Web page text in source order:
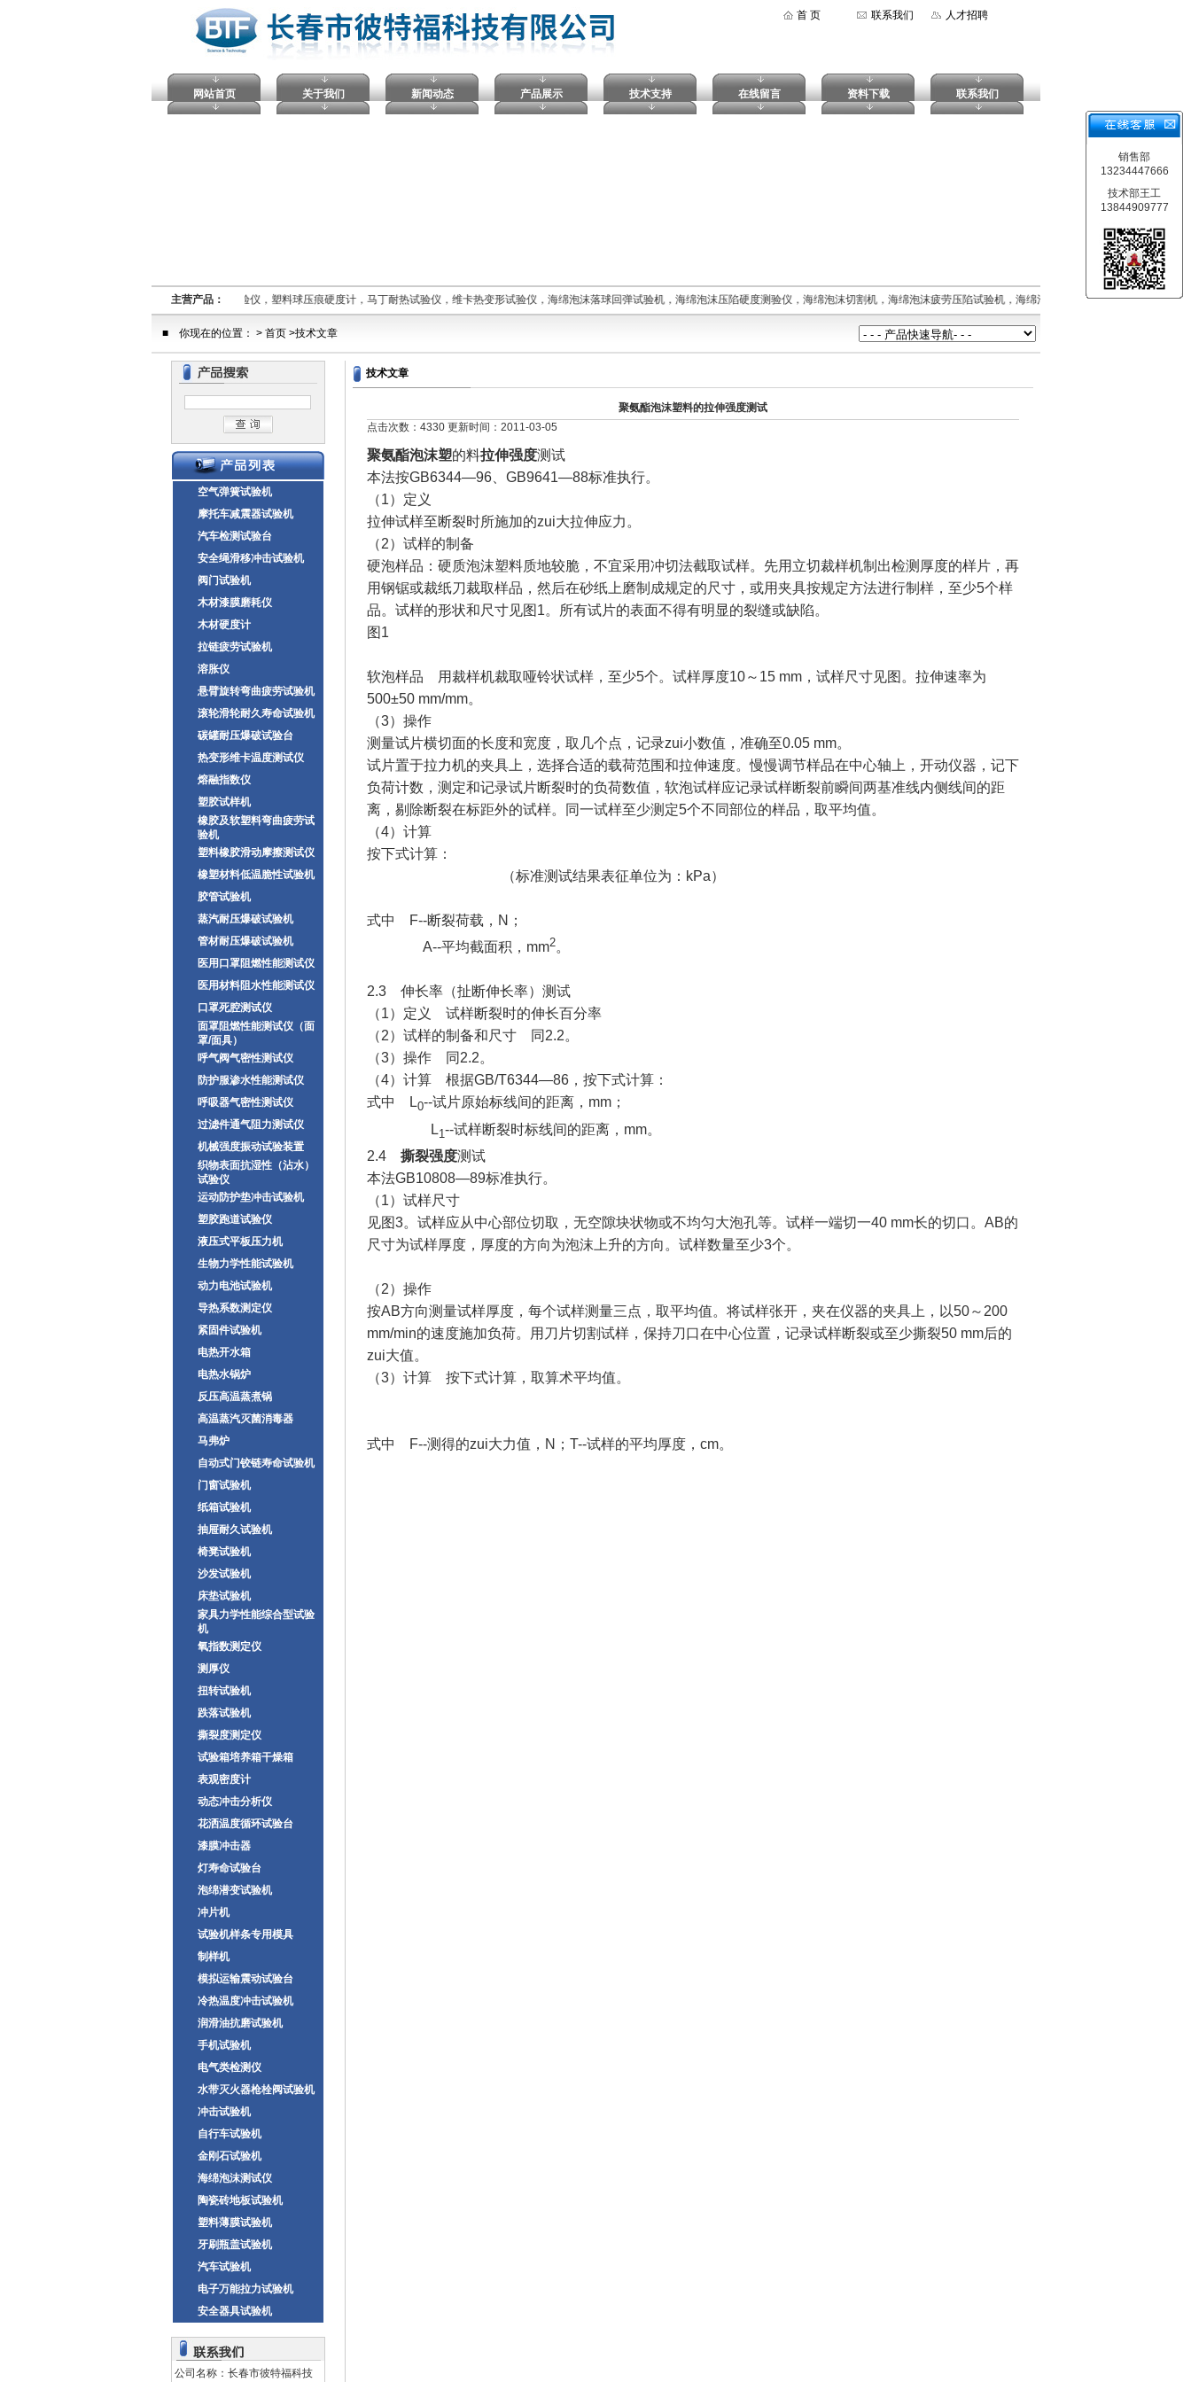
首 页 联系我们 人才招聘
网站首页 关于我们 新闻动态 产品展示 技术支持 在线留言 资料下载 联系我们
主营产品：
熔融指数仪,电压击穿试验仪，塑料球压痕硬度计，马丁耐热试验仪，维卡热变形试验仪，海绵泡沫落球回弹试验机，海绵泡沫压陷硬度测验仪，海绵泡沫切割机，海绵泡沫疲劳压陷试验机，海绵泡沫拉伸强度试验机，摆锤
销售部
13234447666
技术部王工
13844909777
■ 你现在的位置： > 首页 >技术文章
空气弹簧试验机
摩托车减震器试验机
汽车检测试验台
安全绳滑移冲击试验机
阀门试验机
木材漆膜磨耗仪
木材硬度计
拉链疲劳试验机
溶胀仪
悬臂旋转弯曲疲劳试验机
滚轮滑轮耐久寿命试验机
碳罐耐压爆破试验台
热变形维卡温度测试仪
熔融指数仪
塑胶试样机
橡胶及软塑料弯曲疲劳试
验机
塑料橡胶滑动摩擦测试仪
橡塑材料低温脆性试验机
胶管试验机
蒸汽耐压爆破试验机
管材耐压爆破试验机
医用口罩阻燃性能测试仪
医用材料阻水性能测试仪
口罩死腔测试仪
面罩阻燃性能测试仪（面
罩/面具）
呼气阀气密性测试仪
防护服渗水性能测试仪
呼吸器气密性测试仪
过滤件通气阻力测试仪
机械强度振动试验装置
织物表面抗湿性（沾水）
试验仪
运动防护垫冲击试验机
塑胶跑道试验仪
液压式平板压力机
生物力学性能试验机
动力电池试验机
导热系数测定仪
紧固件试验机
电热开水箱
电热水锅炉
反压高温蒸煮锅
高温蒸汽灭菌消毒器
马弗炉
自动式门铰链寿命试验机
门窗试验机
纸箱试验机
抽屉耐久试验机
椅凳试验机
沙发试验机
床垫试验机
家具力学性能综合型试验
机
氧指数测定仪
测厚仪
扭转试验机
跌落试验机
撕裂度测定仪
试验箱培养箱干燥箱
表观密度计
动态冲击分析仪
花洒温度循环试验台
漆膜冲击器
灯寿命试验台
泡绵潜变试验机
冲片机
试验机样条专用模具
制样机
模拟运输震动试验台
冷热温度冲击试验机
润滑油抗磨试验机
手机试验机
电气类检测仪
水带灭火器枪栓阀试验机
冲击试验机
自行车试验机
金刚石试验机
海绵泡沫测试仪
陶瓷砖地板试验机
塑料薄膜试验机
牙刷瓶盖试验机
汽车试验机
电子万能拉力试验机
安全器具试验机
公司名称：长春市彼特福科技
技术文章
聚氨酯泡沫塑料的拉伸强度测试
点击次数：4330 更新时间：2011-03-05
聚氨酯泡沫塑的料拉伸强度测试
本法按GB6344—96、GB9641—88标准执行。
（1）定义
拉伸试样至断裂时所施加的zui大拉伸应力。
（2）试样的制备
硬泡样品：硬质泡沫塑料质地较脆，不宜采用冲切法截取试样。先用立切裁样机制出检测厚度的样片，再
用钢锯或裁纸刀裁取样品，然后在砂纸上磨制成规定的尺寸，或用夹具按规定方法进行制样，至少5个样
品。试样的形状和尺寸见图1。所有试片的表面不得有明显的裂缝或缺陷。
图1
软泡样品 用裁样机裁取哑铃状试样，至少5个。试样厚度10～15 mm，试样尺寸见图。拉伸速率为
500±50 mm/mm。
（3）操作
测量试片横切面的长度和宽度，取几个点，记录zui小数值，准确至0.05 mm。
试片置于拉力机的夹具上，选择合适的载荷范围和拉伸速度。慢慢调节样品在中心轴上，开动仪器，记下
负荷计数，测定和记录试片断裂时的负荷数值，软泡试样应记录试样断裂前瞬间两基准线内侧线间的距
离，剔除断裂在标距外的试样。同一试样至少测定5个不同部位的样品，取平均值。
（4）计算
按下式计算：
（标准测试结果表征单位为：kPa）
式中 F--断裂荷载，N；
A--平均截面积，mm2。
2.3 伸长率（扯断伸长率）测试
（1）定义 试样断裂时的伸长百分率
（2）试样的制备和尺寸 同2.2。
（3）操作 同2.2。
（4）计算 根据GB/T6344—86，按下式计算：
式中 L0--试片原始标线间的距离，mm；
L1--试样断裂时标线间的距离，mm。
2.4 撕裂强度测试
本法GB10808—89标准执行。
（1）试样尺寸
见图3。试样应从中心部位切取，无空隙块状物或不均匀大泡孔等。试样一端切一40 mm长的切口。AB的
尺寸为试样厚度，厚度的方向为泡沫上升的方向。试样数量至少3个。
（2）操作
按AB方向测量试样厚度，每个试样测量三点，取平均值。将试样张开，夹在仪器的夹具上，以50～200
mm/min的速度施加负荷。用刀片切割试样，保持刀口在中心位置，记录试样断裂或至少撕裂50 mm后的
zui大值。
（3）计算 按下式计算，取算术平均值。
式中 F--测得的zui大力值，N；T--试样的平均厚度，cm。